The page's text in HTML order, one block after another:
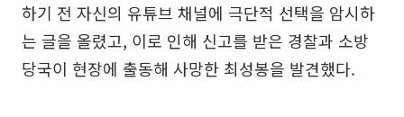
하기 전 자신의 유튜브 채널에 극단적 선택을 암시하
는 글을 올렸고, 이로 인해 신고를 받은 경찰과 소방
당국이 현장에 출동해 사망한 최성봉을 발견했다.